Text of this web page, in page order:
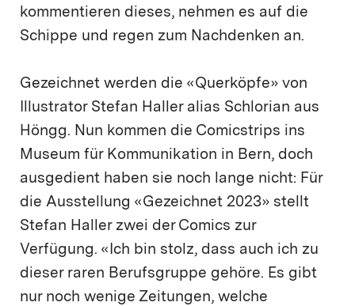
kommentieren dieses, nehmen es auf die
Schippe und regen zum Nachdenken an.
Gezeichnet werden die «Querköpfe» von
Illustrator Stefan Haller alias Schlorian aus
Höngg. Nun kommen die Comicstrips ins
Museum für Kommunikation in Bern, doch
ausgedient haben sie noch lange nicht: Für
die Ausstellung «Gezeichnet 2023» stellt
Stefan Haller zwei der Comics zur
Verfügung. «Ich bin stolz, dass auch ich zu
dieser raren Berufsgruppe gehöre. Es gibt
nur noch wenige Zeitungen, welche